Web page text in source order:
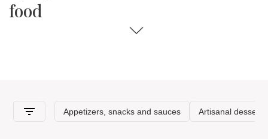
food